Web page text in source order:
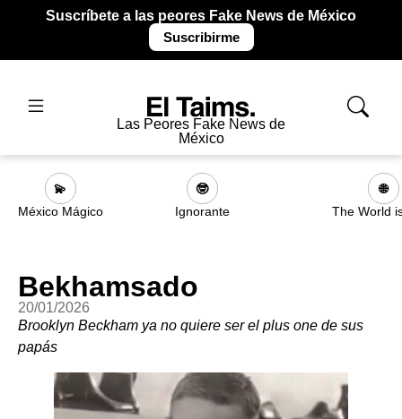
Suscríbete a las peores Fake News de México
Suscribirme
Las Peores Fake News de
México
💫
México Mágico
🤓
Ignorante
🌐
The World
Bekhamsado
20/01/2026
Brooklyn Beckham ya no quiere ser el plus one de sus
papás